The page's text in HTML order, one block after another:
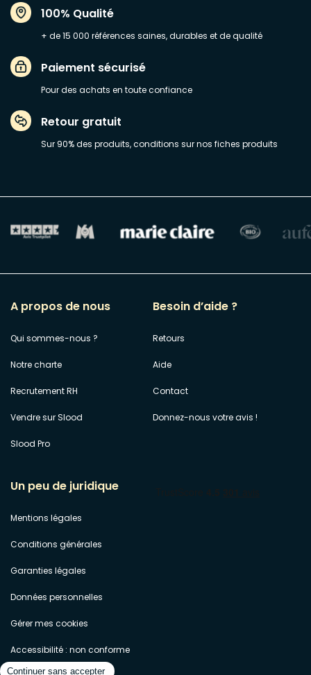
100% Qualité
+ de 15 000 références saines, durables et de qualité
Paiement sécurisé
Pour des achats en toute confiance
Retour gratuit
Sur 90% des produits, conditions sur nos fiches produits
A propos de nous
Qui sommes-nous ?
Notre charte
Recrutement RH
Vendre sur Slood
Slood Pro
Besoin d’aide ?
Retours
Aide
Contact
Donnez-nous votre avis !
Un peu de juridique
Mentions légales
Conditions générales
Garanties légales
Données personnelles
Gérer mes cookies
Accessibilité : non conforme